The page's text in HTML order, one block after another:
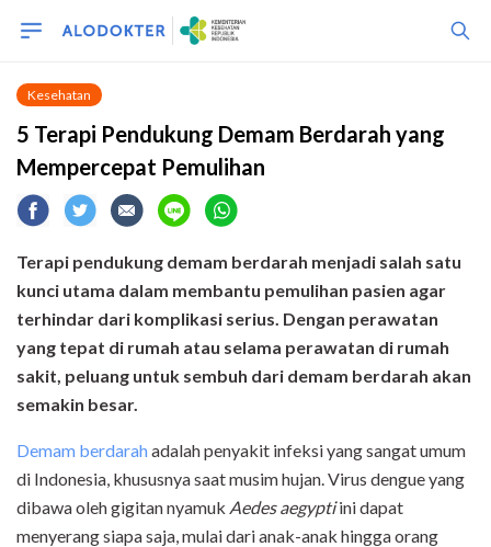
Kesehatan
5 Terapi Pendukung Demam Berdarah yang
Mempercepat Pemulihan
Terapi pendukung demam berdarah menjadi salah satu
kunci utama dalam membantu pemulihan pasien agar
terhindar dari komplikasi serius. Dengan perawatan
yang tepat di rumah atau selama perawatan di rumah
sakit, peluang untuk sembuh dari demam berdarah akan
semakin besar.
Demam berdarahadalah penyakit infeksi yang sangat umum
di Indonesia, khususnya saat musim hujan. Virus dengue yang
dibawa oleh gigitan nyamuk Aedes aegyptiini dapat
menyerang siapa saja, mulai dari anak-anak hingga orang